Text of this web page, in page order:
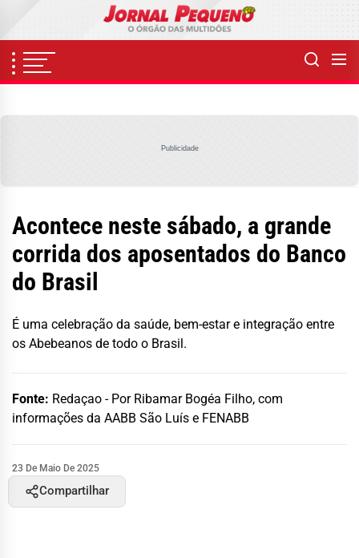
content
Publicidade
Acontece neste sábado, a grande
corrida dos aposentados do Banco
do Brasil
É uma celebração da saúde, bem-estar e integração entre
os Abebeanos de todo o Brasil.
Fonte: Redaçao - Por Ribamar Bogéa Filho, com
informações da AABB São Luís e FENABB
23 De Maio De 2025
Compartilhar